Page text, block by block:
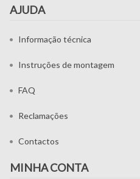
AJUDA
Informação técnica
Instruções de montagem
FAQ
Reclamações
Contactos
MINHA CONTA